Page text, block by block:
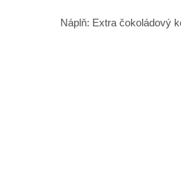
Náplň: Extra čokoládový